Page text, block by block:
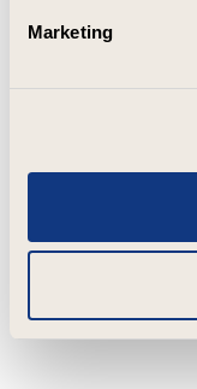
Marketing